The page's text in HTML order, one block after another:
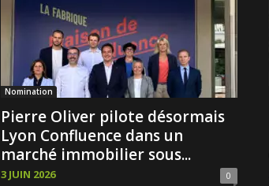
Nomination
Pierre Oliver pilote désormais
Lyon Confluence dans un
marché immobilier sous...
3 JUIN 2026 0